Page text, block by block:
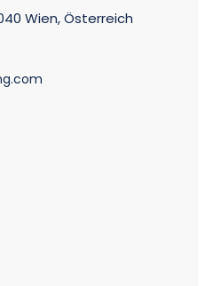
Wien, Österreich